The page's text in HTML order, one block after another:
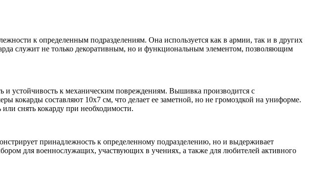
к определенным подразделениям. Она используется как в армии, так и в других
служит не только декоративным, но и функциональным элементом, позволяющим
и устойчивость к механическим повреждениям. Вышивка производится с
кокарды составляют 10x7 см, что делает ее заметной, но не громоздкой на униформе.
снять кокарду при необходимости.
принадлежность к определенному подразделению, но и выдерживает
для военнослужащих, участвующих в учениях, а также для любителей активного